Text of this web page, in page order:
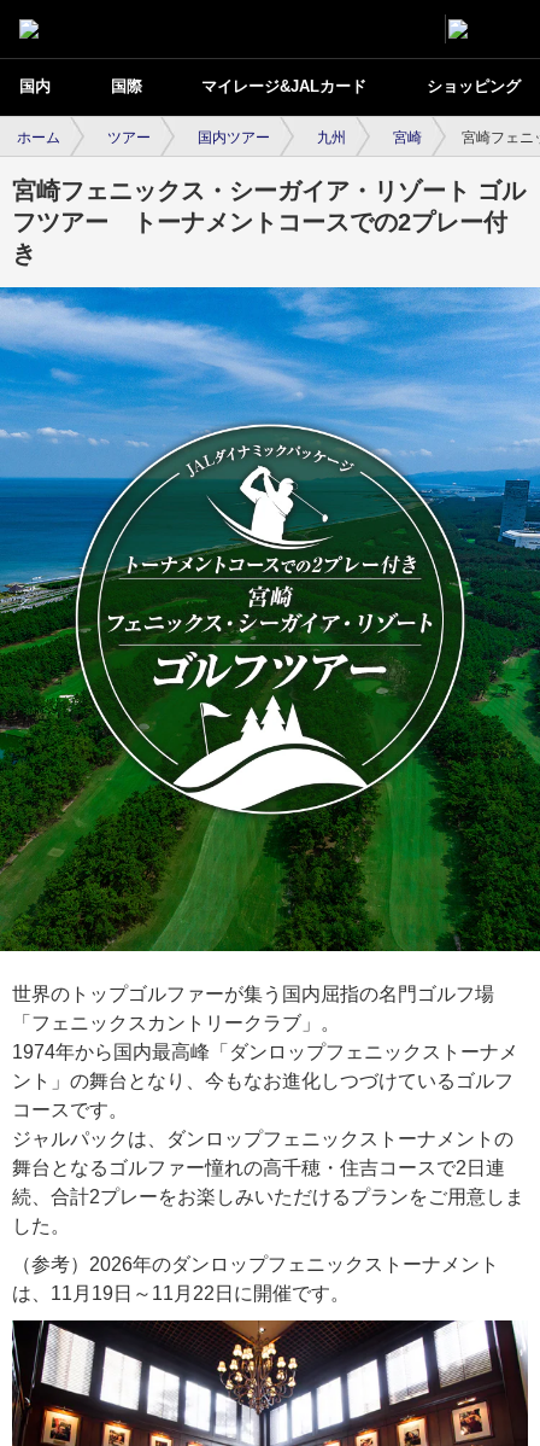
国内 国際 マイレージ&JALカード ショッピング
ホーム ツアー 国内ツアー 九州 宮崎 宮崎フェニ
宮崎フェニックス・シーガイア・リゾート ゴル
フツアー トーナメントコースでの2プレー付
き
世界のトップゴルファーが集う国内屈指の名門ゴルフ場
「フェニックスカントリークラブ」。
1974年から国内最高峰「ダンロップフェニックストーナメ
ント」の舞台となり、今もなお進化しつづけているゴルフ
コースです。
ジャルパックは、ダンロップフェニックストーナメントの
舞台となるゴルファー憧れの高千穂・住吉コースで2日連
続、合計2プレーをお楽しみいただけるプランをご用意しま
した。
（参考）2026年のダンロップフェニックストーナメント
は、11月19日～11月22日に開催です。